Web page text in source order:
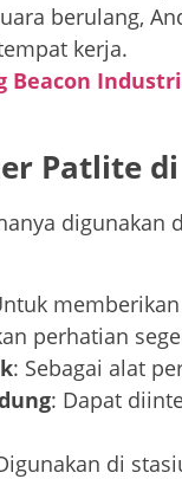
berulang,
kerja.
Beacon
Patlite
perhatian
: Sebagai alat
: Dapat
di